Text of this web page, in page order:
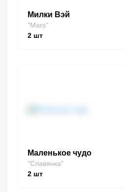
Милки Вэй
"Mars"
2 шт
Маленькое чудо
"Славянка"
2 шт